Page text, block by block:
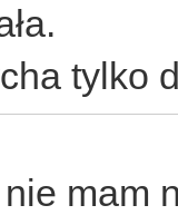
tylko
mam